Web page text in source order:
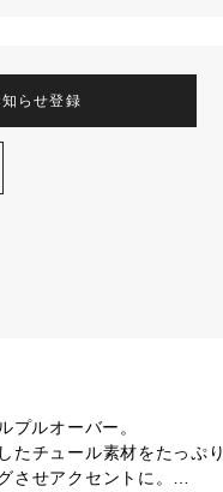
らせ登録
プルオーバー。
たチュール素材をたっぷり
させアクセントに。